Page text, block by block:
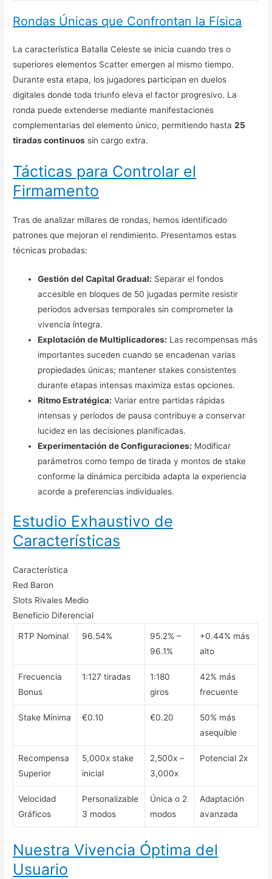
Rondas Únicas que Confrontan la Física
La característica Batalla Celeste se inicia cuando tres o
superiores elementos Scatter emergen al mismo tiempo.
Durante esta etapa, los jugadores participan en duelos
digitales donde toda triunfo eleva el factor progresivo. La
ronda puede extenderse mediante manifestaciones
complementarias del elemento único, permitiendo hasta25
tiradas continuos sin cargo extra.
Tácticas para Controlar el
Firmamento
Tras de analizar millares de rondas, hemos identificado
patrones que mejoran el rendimiento. Presentamos estas
técnicas probadas:
Gestión del Capital Gradual: Separar el fondos
accesible en bloques de 50 jugadas permite resistir
períodos adversas temporales sin comprometer la
vivencia íntegra.
Explotación de Multiplicadores: Las recompensas más
importantes suceden cuando se encadenan varias
propiedades únicas; mantener stakes consistentes
durante etapas intensas maximiza estas opciones.
Ritmo Estratégica: Variar entre partidas rápidas
intensas y períodos de pausa contribuye a conservar
lucidez en las decisiones planificadas.
Experimentación de Configuraciones: Modificar
parámetros como tempo de tirada y montos de stake
conforme la dinámica percibida adapta la experiencia
acorde a preferencias individuales.
Estudio Exhaustivo de
Características
Característica
Red Baron
Slots Rivales Medio
Beneficio Diferencial
RTP Nominal 96.54%
95.2% –
96.1%
+0.44% más
alto
Frecuencia
Bonus
1:127 tiradas
1:180
giros
42% más
frecuente
Stake Mínima €0.10 €0.20
50% más
asequible
Recompensa
Superior
5,000x stake
inicial
2,500x –
3,000x
Potencial 2x
Velocidad
Gráficos
Personalizable
3 modos
Única o 2
modos
Adaptación
avanzada
Nuestra Vivencia Óptima del
Usuario